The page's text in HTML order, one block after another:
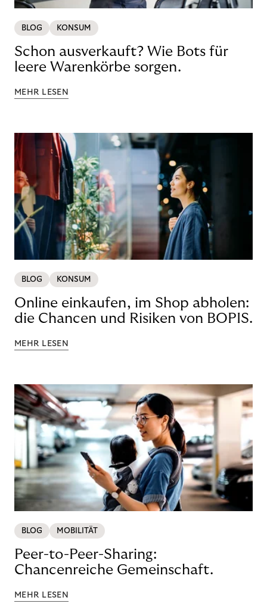
BLOG KONSUM
Schon ausverkauft? Wie Bots für
leere Warenkörbe sorgen.
MEHR LESEN
BLOG KONSUM
Online einkaufen, im Shop abholen:
die Chancen und Risiken von BOPIS.
MEHR LESEN
BLOG MOBILITÄT
Peer-to-Peer-Sharing:
Chancenreiche Gemeinschaft.
MEHR LESEN